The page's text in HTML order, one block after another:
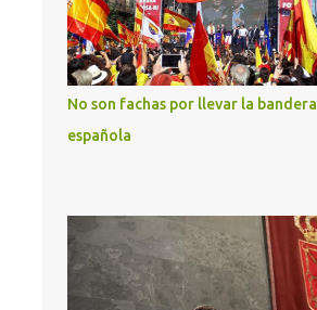
No son fachas por llevar la bandera
española